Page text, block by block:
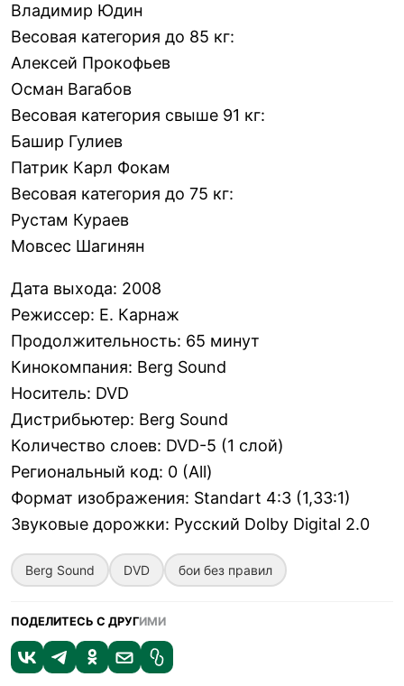
Владимир Юдин
Весовая категория до 85 кг:
Алексей Прокофьев
Осман Вагабов
Весовая категория свыше 91 кг:
Башир Гулиев
Патрик Карл Фокам
Весовая категория до 75 кг:
Рустам Кураев
Мовсес Шагинян
Дата выхода: 2008
Режиссер: Е. Карнаж
Продолжительность: 65 минут
Кинокомпания: Berg Sound
Носитель: DVD
Дистрибьютер: Berg Sound
Количество слоев: DVD-5 (1 слой)
Региональный код: 0 (All)
Формат изображения: Standart 4:3 (1,33:1)
Звуковые дорожки: Русский Dolby Digital 2.0
Berg Sound DVD бои без правил
ПОДЕЛИТЕСЬ С ДРУГИМИ